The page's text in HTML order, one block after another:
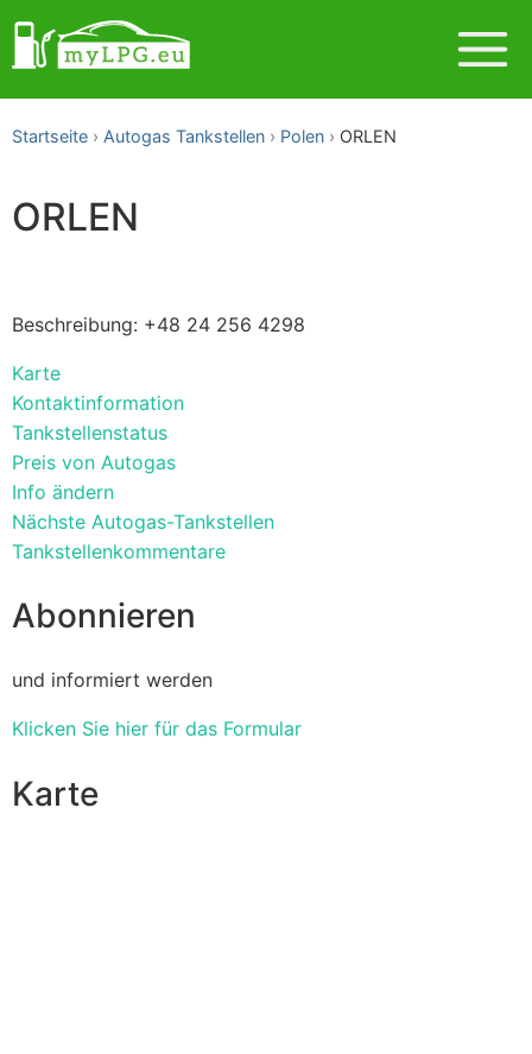
Startseite Autogas Tankstellen Polen ORLEN
ORLEN
Beschreibung: +48 24 256 4298
Karte
Kontaktinformation
Tankstellenstatus
Preis von Autogas
Info ändern
Nächste Autogas-Tankstellen
Tankstellenkommentare
Abonnieren
und informiert werden
Klicken Sie hier für das Formular
Karte